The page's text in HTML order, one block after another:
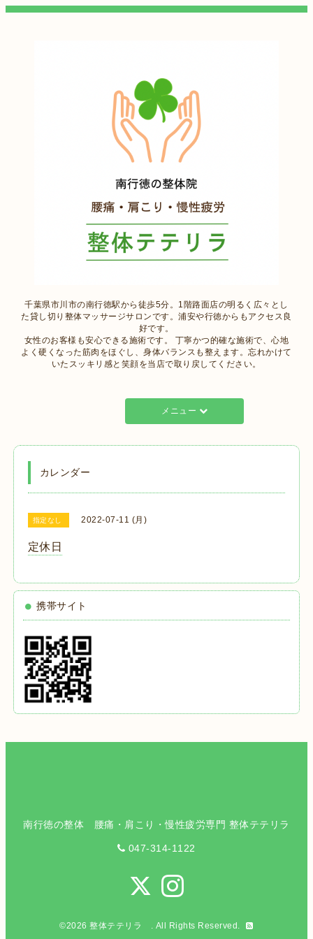
千葉県市川市の南行徳駅から徒歩5分。1階路面店の明るく広々とし
た貸し切り整体マッサージサロンです。浦安や行徳からもアクセス良
好です。
女性のお客様も安心できる施術です。 丁寧かつ的確な施術で、心地
よく硬くなった筋肉をほぐし、身体バランスも整えます。忘れかけて
いたスッキリ感と笑顔を当店で取り戻してください。
メニュー
カレンダー
指定なし 2022-07-11 (月)
定休日
携帯サイト
南行徳の整体 腰痛・肩こり・慢性疲労専門 整体テテリラ
047-314-1122
©2026整体テテリラ . All Rights Reserved.